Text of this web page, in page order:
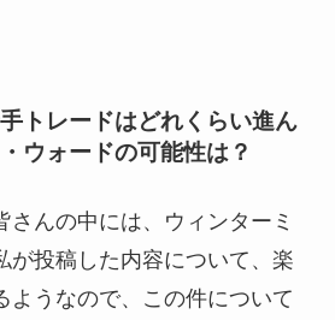
トレードはどれくらい進ん
ウォードの可能性は？
さんの中には、ウィンターミ
が投稿した内容について、楽
ようなので、この件について